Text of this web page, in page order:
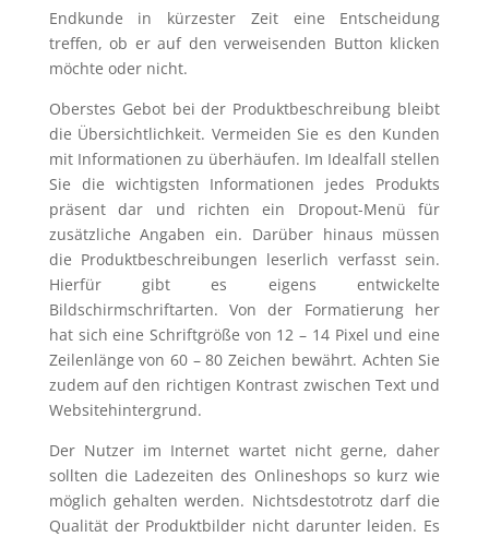
Endkunde in kürzester Zeit eine Entscheidung
treffen, ob er auf den verweisenden Button klicken
möchte oder nicht.
Oberstes Gebot bei der Produktbeschreibung bleibt
die Übersichtlichkeit. Vermeiden Sie es den Kunden
mit Informationen zu überhäufen. Im Idealfall stellen
Sie die wichtigsten Informationen jedes Produkts
präsent dar und richten ein Dropout-Menü für
zusätzliche Angaben ein. Darüber hinaus müssen
die Produktbeschreibungen leserlich verfasst sein.
Hierfür gibt es eigens entwickelte
Bildschirmschriftarten. Von der Formatierung her
hat sich eine Schriftgröße von 12 – 14 Pixel und eine
Zeilenlänge von 60 – 80 Zeichen bewährt. Achten Sie
zudem auf den richtigen Kontrast zwischen Text und
Websitehintergrund.
Der Nutzer im Internet wartet nicht gerne, daher
sollten die Ladezeiten des Onlineshops so kurz wie
möglich gehalten werden. Nichtsdestotrotz darf die
Qualität der Produktbilder nicht darunter leiden. Es